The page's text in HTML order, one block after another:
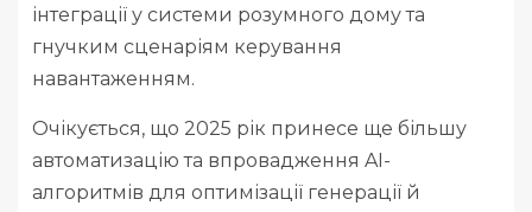
інтеграції у системи розумного дому та
гнучким сценаріям керування
навантаженням.
Очікується, що 2025 рік принесе ще більшу
автоматизацію та впровадження AI-
алгоритмів для оптимізації генерації й